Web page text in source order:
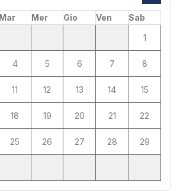
Mar Mer Gio Ven
Sab
1
4 5 6 7 8
11 12 13 14 15
18 19 20 21 22
25 26 27 28 29